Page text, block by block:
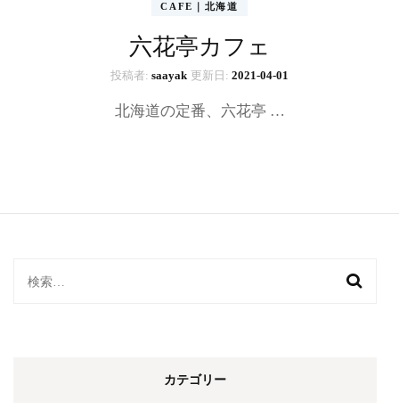
CAFE｜北海道
六花亭カフェ
投稿者: saayak 更新日: 2021-04-01
北海道の定番、六花亭 …
検
カテゴリー